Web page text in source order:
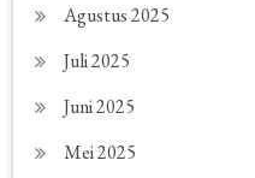
Agustus 2025
Juli 2025
Juni 2025
Mei 2025